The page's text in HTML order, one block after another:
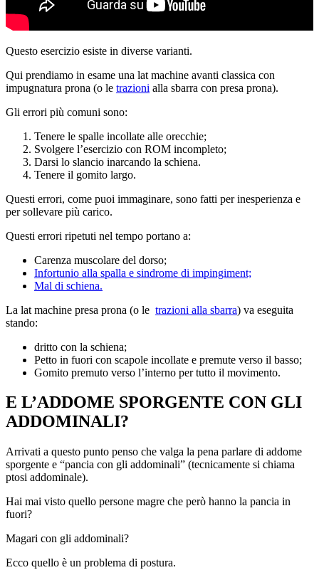
Questo esercizio esiste in diverse varianti.
Qui prendiamo in esame una lat machine avanti classica con
impugnatura prona (o le trazioni alla sbarra con presa prona).
Gli errori più comuni sono:
Tenere le spalle incollate alle orecchie;
Svolgere l’esercizio con ROM incompleto;
Darsi lo slancio inarcando la schiena.
Tenere il gomito largo.
Questi errori, come puoi immaginare, sono fatti per inesperienza e
per sollevare più carico.
Questi errori ripetuti nel tempo portano a:
Carenza muscolare del dorso;
Infortunio alla spalla e sindrome di impingiment;
Mal di schiena.
La lat machine presa prona (o le trazioni alla sbarra) va eseguita
stando:
dritto con la schiena;
Petto in fuori con scapole incollate e premute verso il basso;
Gomito premuto verso l’interno per tutto il movimento.
E L’ADDOME SPORGENTE CON GLI
ADDOMINALI?
Arrivati a questo punto penso che valga la pena parlare di addome
sporgente e “pancia con gli addominali” (tecnicamente si chiama
ptosi addominale).
Hai mai visto quello persone magre che però hanno la pancia in
fuori?
Magari con gli addominali?
Ecco quello è un problema di postura.